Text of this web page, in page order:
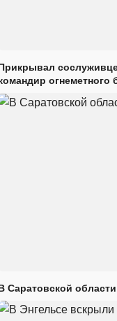
огнеметного
Саратовской